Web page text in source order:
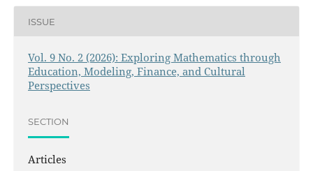
ISSUE
Vol. 9 No. 2 (2026): Exploring Mathematics through
Education, Modeling, Finance, and Cultural
Perspectives
SECTION
Articles